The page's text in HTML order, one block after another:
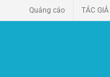
Quảng cáo TÁC GIẢ